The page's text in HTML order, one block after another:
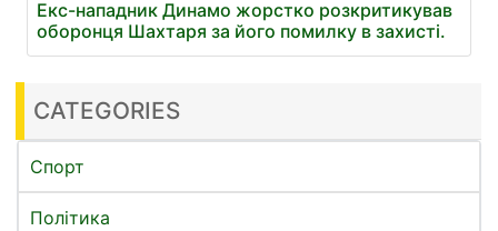
Екс-нападник Динамо жорстко розкритикував
оборонця Шахтаря за його помилку в захисті.
CATEGORIES
Спорт
Політика